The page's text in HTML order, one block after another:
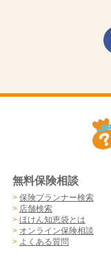
無料保険相談
> 保険プランナー検索
> 店舗検索
> ほけん知恵袋とは
> オンライン保険相談
> よくある質問